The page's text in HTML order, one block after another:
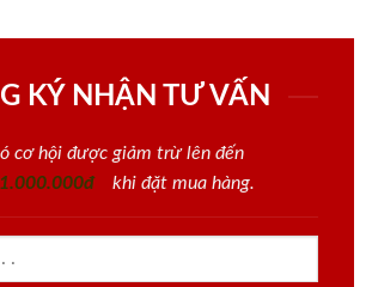
KÝ NHẬN TƯ VẤN
cơ hội được giảm trừ lên đến
1.000.000đ
khi đặt mua hàng.